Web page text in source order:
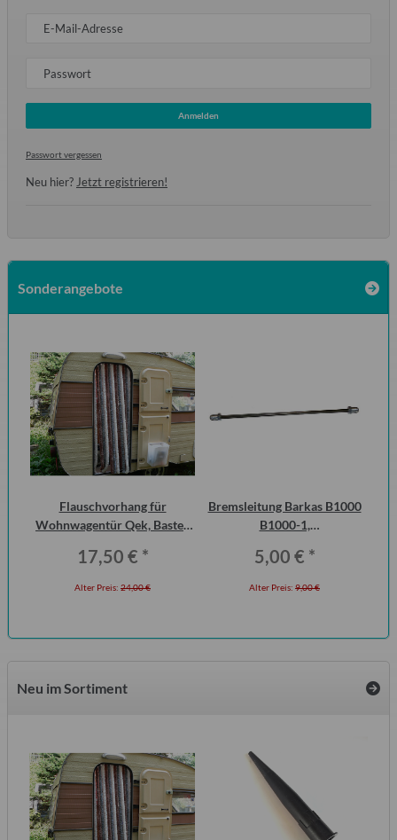
E-Mail-Adresse
Passwort
Anmelden
Passwort vergessen
Neu hier? Jetzt registrieren!
Sonderangebote
Flauschvorhang für
Wohnwagentür Qek, Bastei,
17,50 € *
Alter Preis: 24,00 €
Bremsleitung Barkas B1000
B1000-1,
5,00 € *
Alter Preis: 9,00 €
Neu im Sortiment